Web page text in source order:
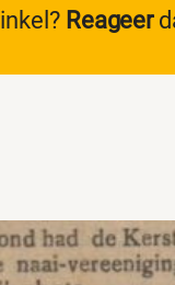
Reageer